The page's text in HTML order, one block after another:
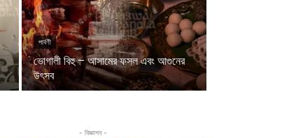
পার্বণী
ভোগালী বিহু – আসামের ফসল এবং আগুনের
উৎসব
- বিজ্ঞাপন -